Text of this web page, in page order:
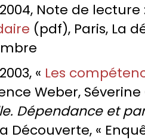
Note de lecture
(pdf), Paris, La
« Les
Weber,
Dépendance et
Découverte, «